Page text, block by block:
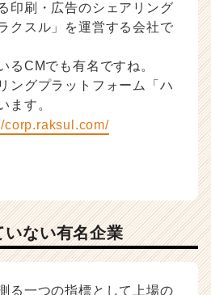
印刷・広告のシェアリング
クスル」を運営する会社で
るCMでも有名ですね。
ングプラットフォーム「ハ
ます。
corp.raksul.com/
ない有名企業
る一つの指標として上場の